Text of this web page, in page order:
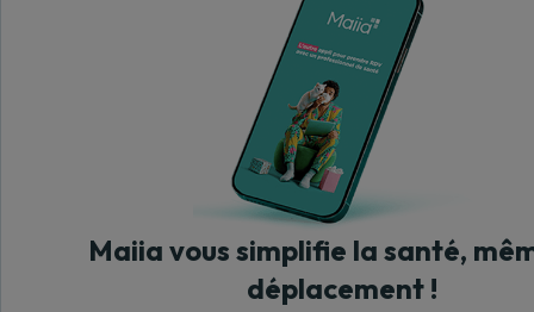
Maiia vous simplifie la santé,
déplacement !